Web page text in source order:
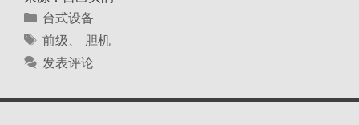
分
类
台式设备
标
签
前级、 胆机
发表评论